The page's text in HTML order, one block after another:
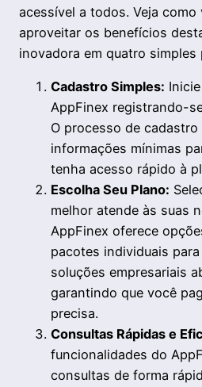
acessível a todos. Veja
aproveitar os benefícios
inovadora em quatro simples
Cadastro Simples:
AppFinex registrando-
O processo de
informações mínimas
tenha acesso rápido à
Escolha Seu Plano:
melhor atende às suas
AppFinex oferece
pacotes individuais
soluções empresariais
garantindo que você
precisa.
Consultas Rápidas e
funcionalidades do
consultas de forma